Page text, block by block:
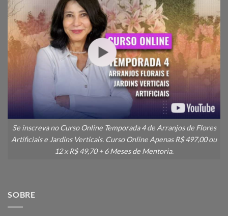
Se inscreva no Curso Online Temporada 4 de Arranjos de Flores
Artificiais e Jardins Verticais. Curso Online Apenas R$ 497,00 ou
12 x R$ 49,70 + 6 Meses de Mentoria.
SOBRE